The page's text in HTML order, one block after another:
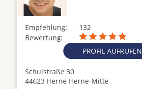
Empfehlung:
132
Bewertung:
PROFIL AUFRUFEN
Schulstraße 30
44623 Herne Herne-Mitte